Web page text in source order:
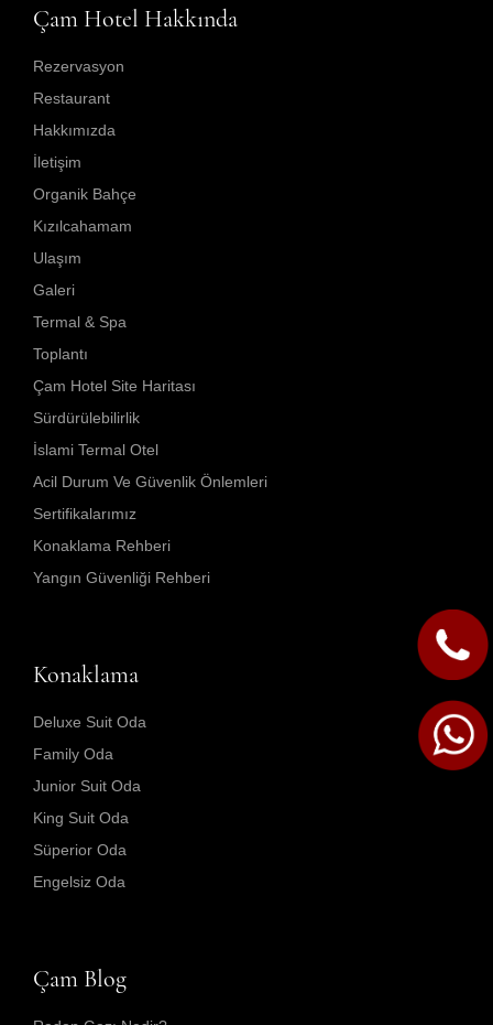
Çam Hotel Hakkında
Rezervasyon
Restaurant
Hakkımızda
İletişim
Organik Bahçe
Kızılcahamam
Ulaşım
Galeri
Termal & Spa
Toplantı
Çam Hotel Site Haritası
Sürdürülebilirlik
İslami Termal Otel
Acil Durum Ve Güvenlik Önlemleri
Sertifikalarımız
Konaklama Rehberi
Yangın Güvenliği Rehberi
Konaklama
Deluxe Suit Oda
Family Oda
Junior Suit Oda
King Suit Oda
Süperior Oda
Engelsiz Oda
Çam Blog